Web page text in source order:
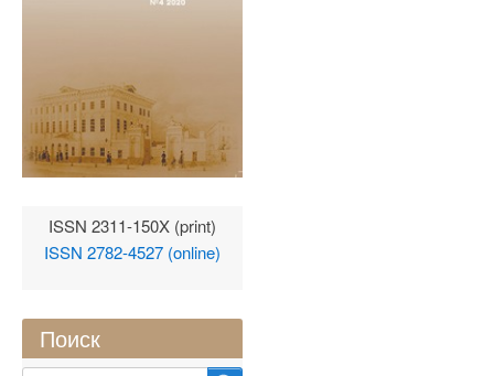
ISSN 2311-150X (print)
ISSN 2782-4527 (online)
Поиск